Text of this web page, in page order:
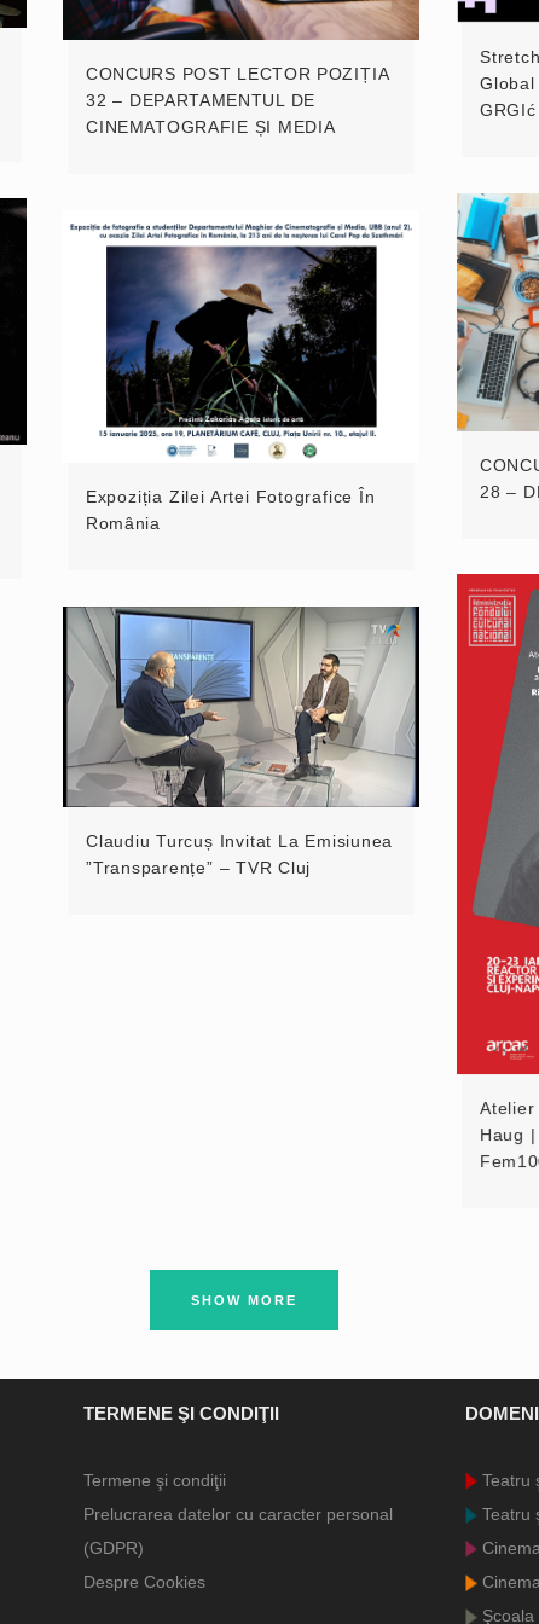
Global
GRGIć
CONCURS POST LECTOR POZIȚIA
32 – DEPARTAMENTUL DE
CINEMATOGRAFIE ȘI MEDIA
28 –
Expoziția Zilei Artei Fotografice În
România
Atelier
Haug
Claudiu Turcuș Invitat La Emisiunea
”Transparențe” – TVR Cluj
SHOW MORE
TERMENE ŞI CONDIŢII
Termene şi condiţii
Prelucrarea datelor cu caracter personal
(GDPR)
Despre Cookies
Teatru
Teatru
Şcoala